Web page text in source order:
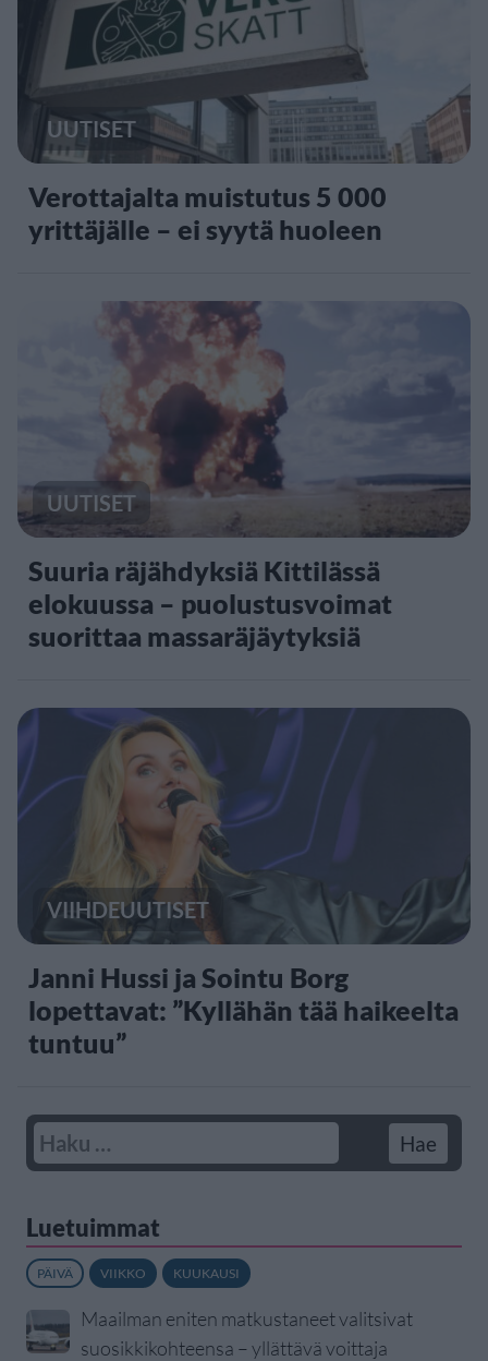
UUTISET
Verottajalta muistutus 5 000
yrittäjälle – ei syytä huoleen
UUTISET
Suuria räjähdyksiä Kittilässä
elokuussa – puolustusvoimat
suorittaa massaräjäytyksiä
VIIHDEUUTISET
Janni Hussi ja Sointu Borg
lopettavat: ”Kyllähän tää haikeelta
tuntuu”
Luetuimmat
PÄIVÄ VIIKKO KUUKAUSI
Maailman eniten matkustaneet valitsivat
suosikkikohteensa – yllättävä voittaja